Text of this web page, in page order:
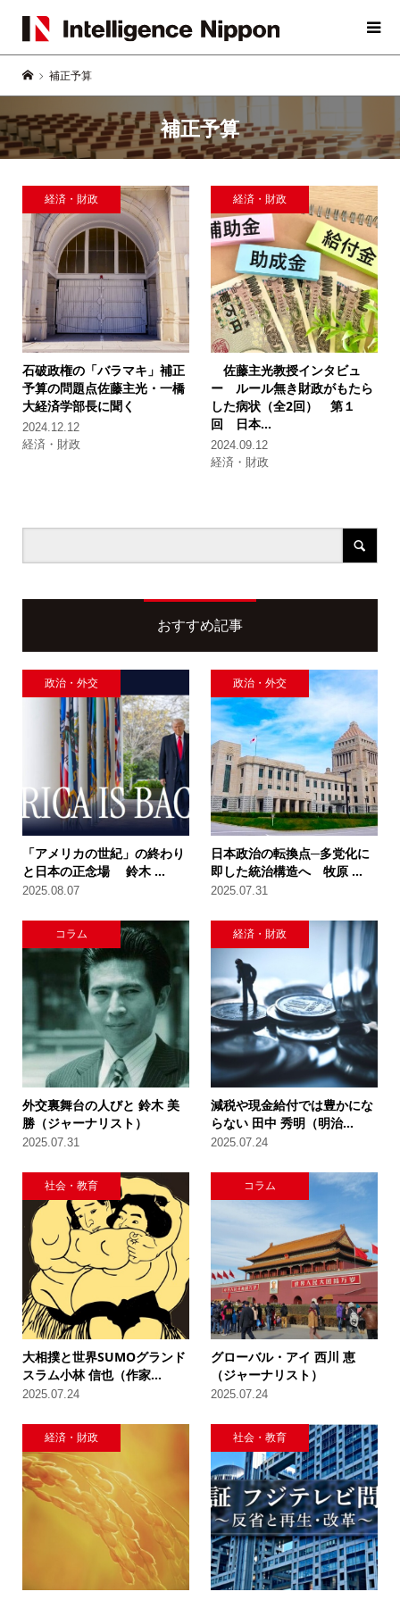
補正予算
補正予算
経済・財政
石破政権の「バラマキ」補正
予算の問題点佐藤主光・一橋
大経済学部長に聞く
2024.12.12
経済・財政
経済・財政
佐藤主光教授インタビュ
ー ルール無き財政がもたら
した病状（全2回）
第１
回 日本...
2024.09.12
経済・財政
おすすめ記事
政治・外交
「アメリカの世紀」の終わり
と日本の正念場 鈴木 ...
2025.08.07
政治・外交
日本政治の転換点─多党化に
即した統治構造へ 牧原 ...
2025.07.31
コラム
外交裏舞台の人びと 鈴木 美
勝（ジャーナリスト）
2025.07.31
経済・財政
減税や現金給付では豊かにな
らない 田中 秀明（明治...
2025.07.24
社会・教育
大相撲と世界SUMOグランド
スラム小林 信也（作家...
2025.07.24
コラム
グローバル・アイ 西川 恵
（ジャーナリスト）
2025.07.24
経済・財政 社会・教育